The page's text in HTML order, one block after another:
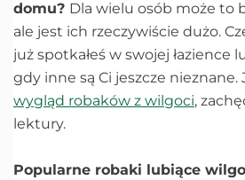
domu? Dla wielu osób może to
ale jest ich rzeczywiście dużo.
już spotkałeś w swojej łazience
gdy inne są Ci jeszcze nieznane.
wygląd robaków z wilgoci,
lektury.
Popularne robaki lubiące